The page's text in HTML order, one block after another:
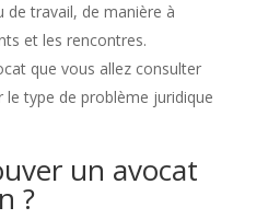
de travail, de manière à
et les rencontres.
que vous allez consulter
type de problème juridique
un avocat
?